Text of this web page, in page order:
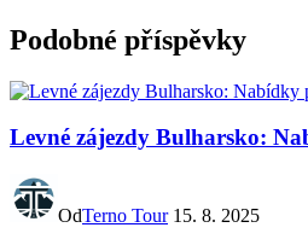
Podobné příspěvky
Levné zájezdy Bulharsko:
OdTerno Tour 15. 8. 2025